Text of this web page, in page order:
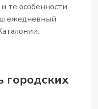
те особенности,
ежедневный
городских